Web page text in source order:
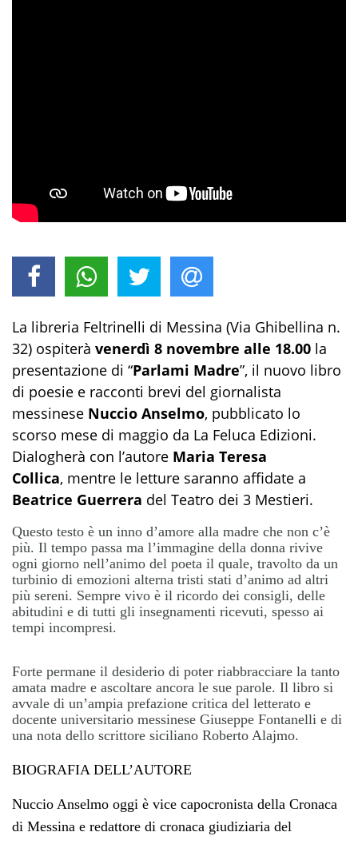
La libreria Feltrinelli di Messina (Via Ghibellina n.
32) ospiterà venerdì 8 novembre alle 18.00 la
presentazione di “Parlami Madre”, il nuovo libro
di poesie e racconti brevi del giornalista
messinese Nuccio Anselmo, pubblicato lo
scorso mese di maggio da La Feluca Edizioni.
Dialogherà con l’autore Maria Teresa
Collica, mentre le letture saranno affidate a
Beatrice Guerrera del Teatro dei 3 Mestieri.
Questo testo è un inno d’amore alla madre che non c’è
più. Il tempo passa ma l’immagine della donna rivive
ogni giorno nell’animo del poeta il quale, travolto da un
turbinio di emozioni alterna tristi stati d’animo ad altri
più sereni. Sempre vivo è il ricordo dei consigli, delle
abitudini e di tutti gli insegnamenti ricevuti, spesso ai
tempi incompresi.
Forte permane il desiderio di poter riabbracciare la tanto
amata madre e ascoltare ancora le sue parole. Il libro si
avvale di un’ampia prefazione critica del letterato e
docente universitario messinese Giuseppe Fontanelli e di
una nota dello scrittore siciliano Roberto Alajmo.
BIOGRAFIA DELL’AUTORE
Nuccio Anselmo oggi è vice capocronista della Cronaca
di Messina e redattore di cronaca giudiziaria del